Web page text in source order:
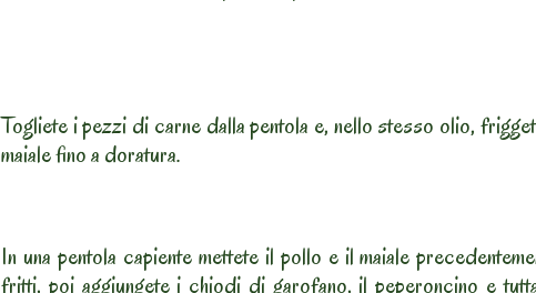
Togliete i pezzi di carne dalla pentola e, nello stesso olio,
maiale fino a doratura.
In una pentola capiente mettete il pollo e il maiale
fritti, poi aggiungete i chiodi di garofano, il peperoncino e